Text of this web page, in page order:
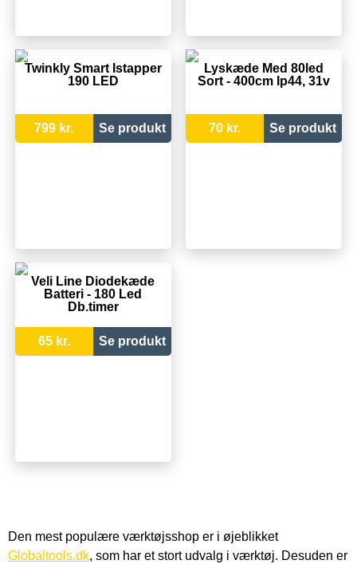
Twinkly Smart Istapper
190 LED
799 kr. Se produkt
Lyskæde Med 80led
Sort - 400cm Ip44, 31v
70 kr. Se produkt
Veli Line Diodekæde
Batteri - 180 Led
Db.timer
65 kr. Se produkt
Den mest populære værktøjsshop er i øjeblikket
Globaltools.dk, som har et stort udvalg i værktøj. Desuden er